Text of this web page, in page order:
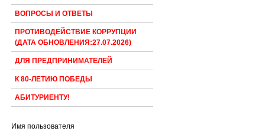
ВОПРОСЫ И ОТВЕТЫ
ПРОТИВОДЕЙСТВИЕ КОРРУПЦИИ
(ДАТА ОБНОВЛЕНИЯ:27.07.2026)
ДЛЯ ПРЕДПРИНИМАТЕЛЕЙ
К 80-ЛЕТИЮ ПОБЕДЫ
АБИТУРИЕНТУ!
Имя пользователя